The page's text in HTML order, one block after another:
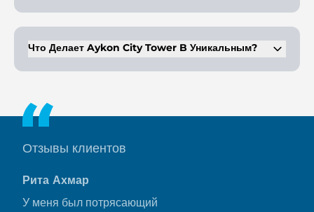
площадка, парки, рестораны и торговые точки.
Что Делает Aykon City Tower B Уникальным?
Отзывы клиентов
Рита Ахмар
У меня был потрясающий